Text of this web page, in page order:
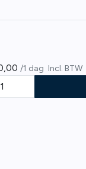
/1 dag Incl. BTW